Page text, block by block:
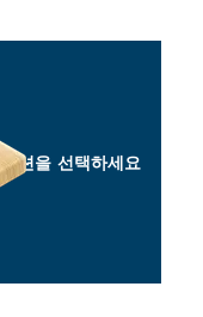
옵션을 선택하세요